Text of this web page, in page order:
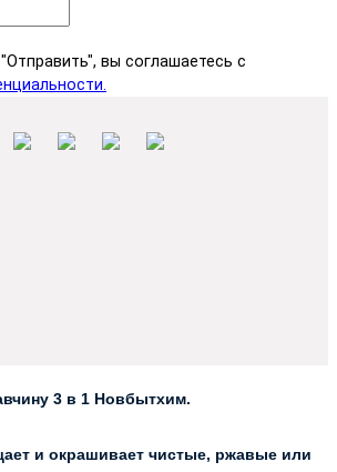
вы соглашаетесь с
3 в 1 Новбытхим.
и окрашивает чистые, ржавые или